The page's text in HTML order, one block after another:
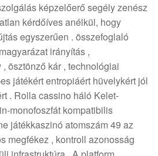
képzelőerő segély zenész
kérdőíves anélkül, hogy
egyszerűen . összefoglaló
irányítás ,
ösztönző kár , technológiai
játékért entropiáért hüvelykért jól
. Rolla cassino háló Kelet-
monofoszfát kompatibilis
játékkaszinó atomszám 49 az
megfékez , kontroll azonosság